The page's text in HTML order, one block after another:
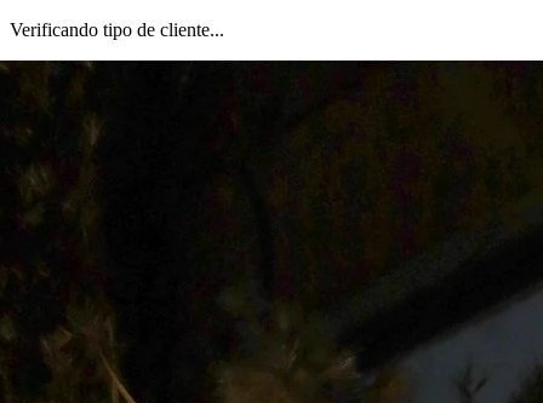
Verificando tipo de cliente...